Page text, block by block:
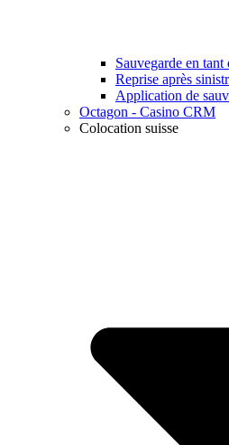
Sauvegarde en tant
Reprise après
Application de
Octagon - Casino CRM
Colocation suisse